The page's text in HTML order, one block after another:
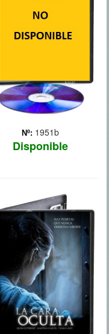
Nº: 1951b
Disponible
LA CARA
OCULTA